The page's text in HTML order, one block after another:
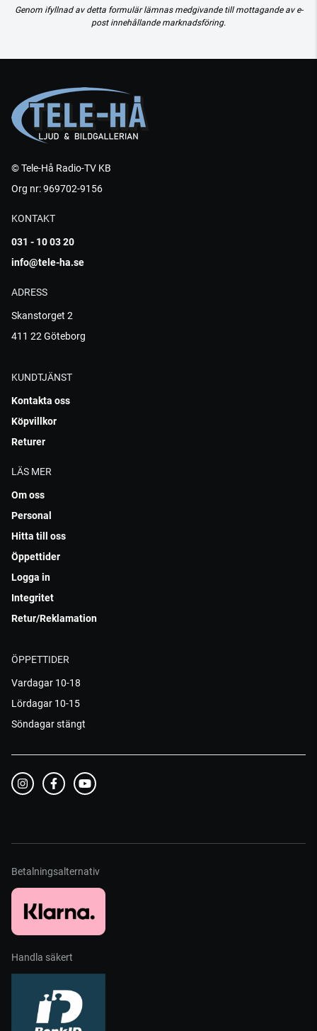
Genom ifyllnad av detta formulär lämnas medgivande till mottagande av e-
post innehållande marknadsföring.
© Tele-Hå Radio-TV KB
Org nr: 969702-9156
KONTAKT
031 - 10 03 20
info@tele-ha.se
ADRESS
Skanstorget 2
411 22 Göteborg
KUNDTJÄNST
Kontakta oss
Köpvillkor
Returer
LÄS MER
Om oss
Personal
Hitta till oss
Öppettider
Logga in
Integritet
Retur/Reklamation
ÖPPETTIDER
Vardagar 10-18
Lördagar 10-15
Söndagar stängt
Betalningsalternativ
Handla säkert